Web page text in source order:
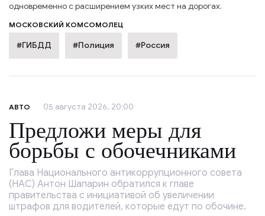
одновременно с расширением узких мест на дорогах.
МОСКОВСКИЙ КОМСОМОЛЕЦ
#ГИБДД #Полиция #Россия
АВТО 05 августа 2026, 20:00
Предложи меры для
борьбы с обочечниками
Глава Национального антикоррупционного совета
(НАС) Антон Шапарин обратился к главе
правительства с инициативой об увеличении
штрафов для водителей, которые едут по обочине.